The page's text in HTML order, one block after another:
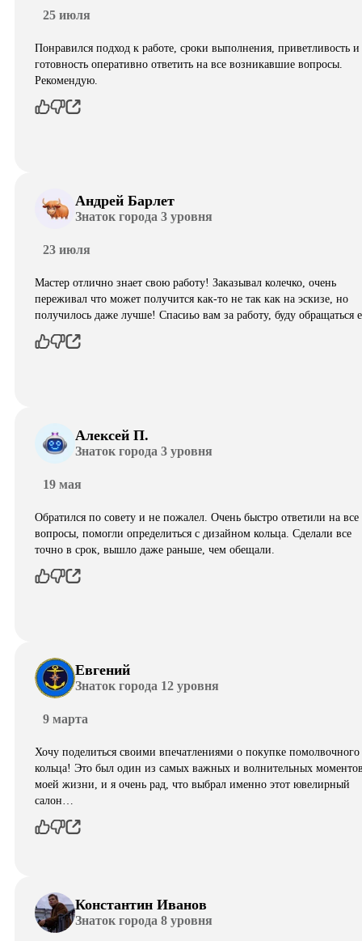
25 июля
Понравился подход к работе, сроки выполнения, приветливость и
готовность оперативно ответить на все возникавшие вопросы.
Рекомендую.
Андрей Барлет
Знаток города 3 уровня
23 июля
Мастер отлично знает свою работу! Заказывал колечко, очень
переживал что может получится как-то не так как на эскизе, но
получилось даже лучше! Спасиьо вам за работу, буду обращаться
Алексей П.
Знаток города 3 уровня
19 мая
Обратился по совету и не пожалел. Очень быстро ответили на все
вопросы, помогли определиться с дизайном кольца. Сделали все
точно в срок, вышло даже раньше, чем обещали.
Евгений
Знаток города 12 уровня
9 марта
Хочу поделиться своими впечатлениями о покупке помолвочного
кольца! Это был один из самых важных и волнительных
моей жизни, и я очень рад, что выбрал именно этот ювелирный
салон…
Константин Иванов
Знаток города 8 уровня